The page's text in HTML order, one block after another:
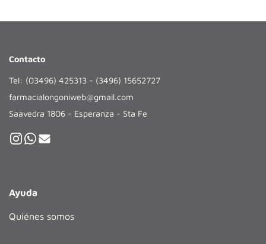
Contacto
Tel: (03496) 425313 - (3496) 15652727
farmacialongoniweb@gmail.com
Saavedra 1806 - Esperanza - Sta Fe
Ayuda
Quiénes somos